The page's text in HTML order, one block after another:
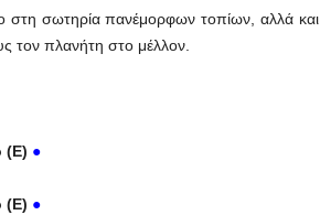
στη σωτηρία πανέμορφων τοπίων, αλλά και
τον πλανήτη στο μέλλον.
(Ε) ●
(Ε) ●